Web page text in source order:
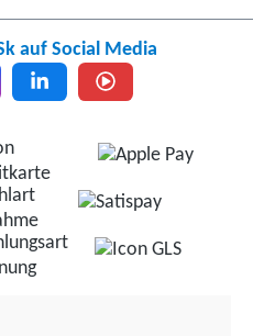
auf Social Media